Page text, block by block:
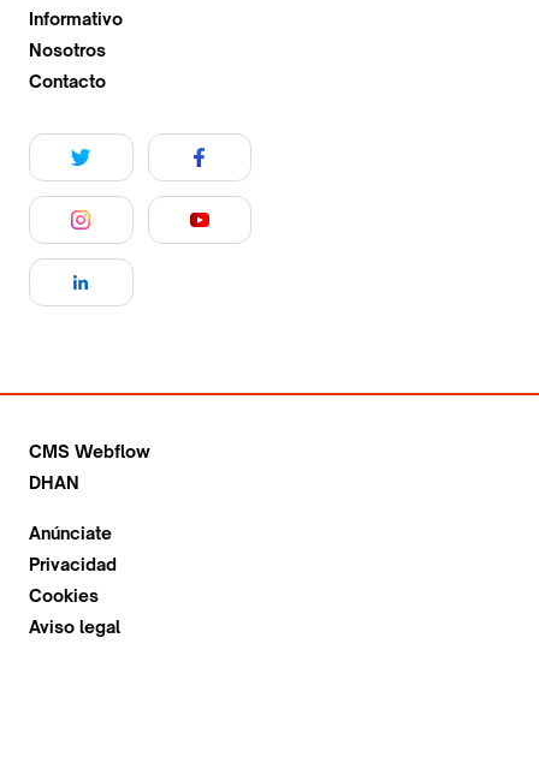
Informativo
Nosotros
Contacto
CMS Webflow
DHAN
Anúnciate
Privacidad
Cookies
Aviso legal